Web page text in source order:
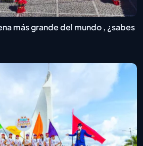
más grande del mundo , ¿sabes